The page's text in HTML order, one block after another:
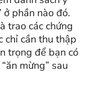
ở phần nào đó.
trao các chứng
chỉ cần thu thập
trọng để bạn có
mừng” sau